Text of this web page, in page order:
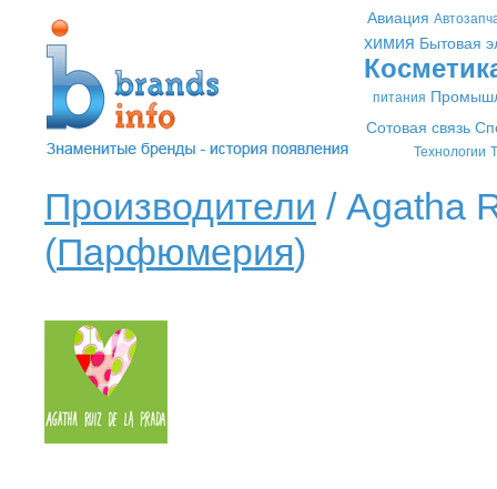
Авиация
химия Бытовая
питания
Сотовая связь
Технологии
Производители / Agatha
(Парфюмерия)